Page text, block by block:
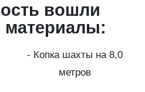
вошли
материалы:
- Копка шахты на 8,0
метров